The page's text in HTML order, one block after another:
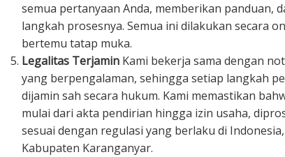
semua pertanyaan Anda, memberikan panduan,
langkah prosesnya. Semua ini dilakukan secara
bertemu tatap muka.
Legalitas Terjamin Kami bekerja sama dengan
yang berpengalaman, sehingga setiap langkah
dijamin sah secara hukum. Kami memastikan
mulai dari akta pendirian hingga izin usaha,
sesuai dengan regulasi yang berlaku di
Kabupaten Karanganyar.